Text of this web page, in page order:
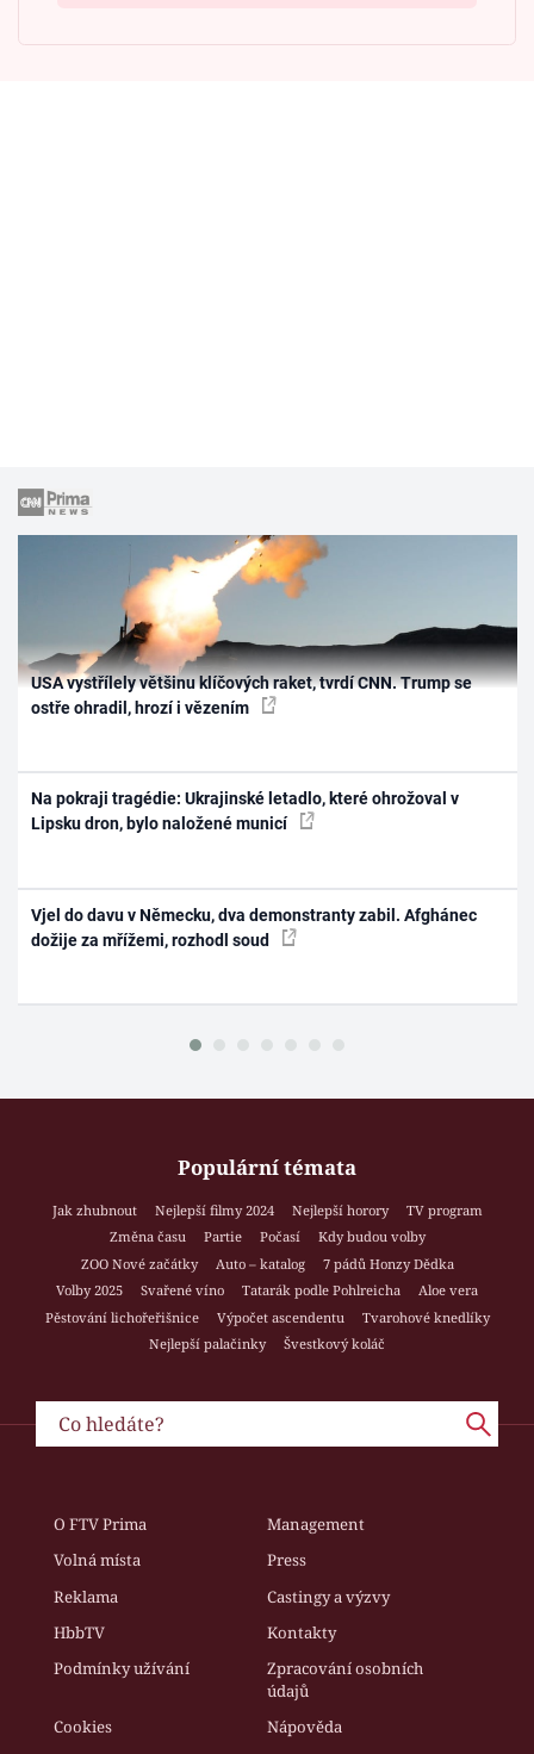
USA vystřílely většinu klíčových raket, tvrdí CNN. Trump se
ostře ohradil, hrozí i vězením
Na pokraji tragédie: Ukrajinské letadlo, které ohrožoval v
Lipsku dron, bylo naložené municí
Vjel do davu v Německu, dva demonstranty zabil. Afghánec
dožije za mřížemi, rozhodl soud
Populární témata
Jak zhubnout Nejlepší filmy 2024 Nejlepší horory
TV program
Změna času
Partie Počasí
Kdy budou volby
ZOO Nové začátky
Auto – katalog
7 pádů Honzy Dědka
Volby 2025
Svařené víno Tatarák podle Pohlreicha
Aloe vera
Pěstování lichořeřišnice
Výpočet ascendentu
Tvarohové knedlíky
Nejlepší palačinky
Švestkový koláč
O FTV Prima
Management
Volná místa
Press
Reklama
Castingy a výzvy
HbbTV
Kontakty
Podmínky užívání
Zpracování osobních
údajů
Cookies
Nápověda